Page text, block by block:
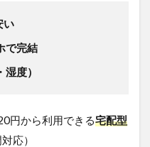
い
で完結
度）
円から利用できる宅配型
応）